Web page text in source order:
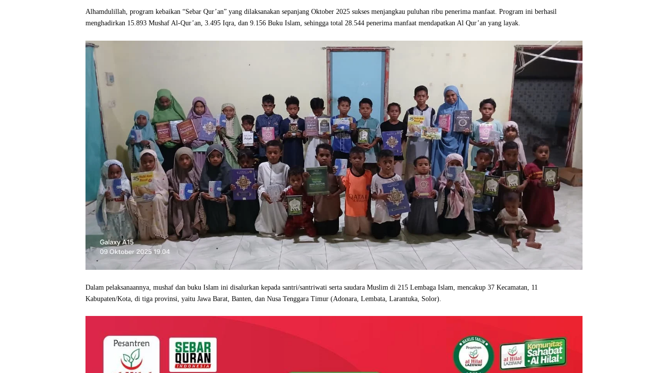
Alhamdulillah, program kebaikan “Sebar Qur’an” yang dilaksanakan sepanjang Oktober 2025 sukses menjangkau puluhan ribu penerima manfaat. Program ini berhasil
menghadirkan 15.893 Mushaf Al-Qur’an, 3.495 Iqra, dan 9.156 Buku Islam, sehingga total 28.544 penerima manfaat mendapatkan Al Qur’an yang layak.
Dalam pelaksanaannya, mushaf dan buku Islam ini disalurkan kepada santri/santriwati serta saudara Muslim di 215 Lembaga Islam, mencakup 37 Kecamatan, 11
Kabupaten/Kota, di tiga provinsi, yaitu Jawa Barat, Banten, dan Nusa Tenggara Timur (Adonara, Lembata, Larantuka, Solor).